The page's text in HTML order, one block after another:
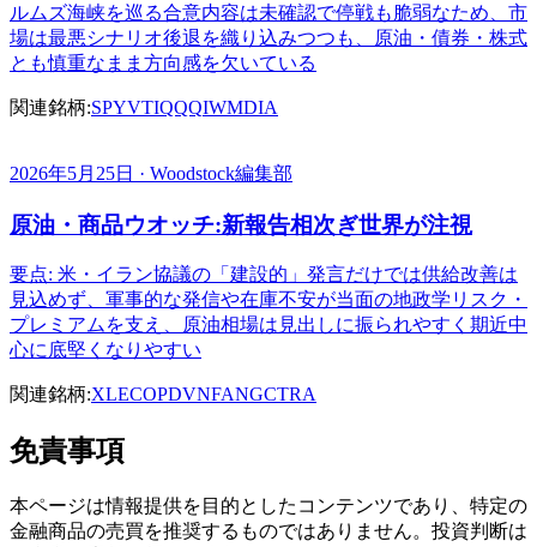
ルムズ海峡を巡る合意内容は未確認で停戦も脆弱なため、市
場は最悪シナリオ後退を織り込みつつも、原油・債券・株式
とも慎重なまま方向感を欠いている
関連銘柄:SPYVTIQQQIWMDIA
2026年5月25日 · Woodstock編集部
原油・商品ウオッチ:新報告相次ぎ世界が注視
要点: 米・イラン協議の「建設的」発言だけでは供給改善は
見込めず、軍事的な発信や在庫不安が当面の地政学リスク・
プレミアムを支え、原油相場は見出しに振られやすく期近中
心に底堅くなりやすい
関連銘柄:XLECOPDVNFANGCTRA
免責事項
本ページは情報提供を目的としたコンテンツであり、特定の
金融商品の売買を推奨するものではありません。投資判断は